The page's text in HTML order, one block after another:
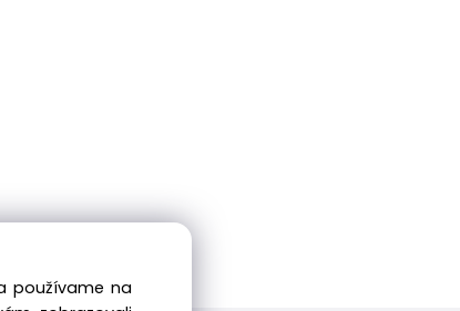
používame na